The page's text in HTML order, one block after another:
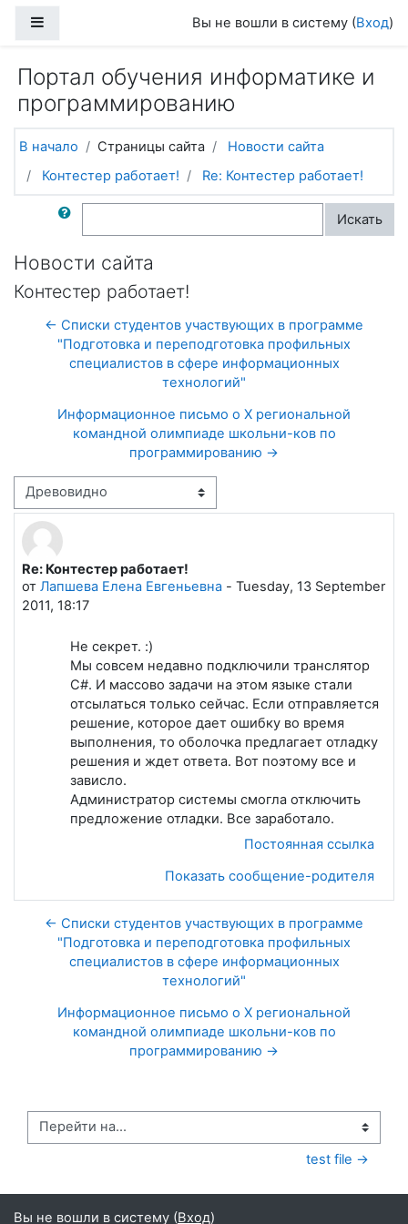
Вы не вошли в систему (Вход)
Портал обучения информатике и
программированию
В начало Страницы сайта
Новости сайта
Контестер работает!
Re: Контестер работает!
Поиск по форумам Искать
Новости сайта
Контестер работает!
← Списки студентов участвующих в программе
"Подготовка и переподготовка профильных
специалистов в сфере информационных
технологий"
Информационное письмо о X региональной
командной олимпиаде школьни-ков по
программированию →
Режим отображения
Re: Контестер работает!
от Лапшева Елена Евгеньевна - Tuesday, 13 September
2011, 18:17
Количество ответов: 0
Не секрет. :)
Мы совсем недавно подключили транслятор
C#. И массово задачи на этом языке стали
отсылаться только сейчас. Если отправляется
решение, которое дает ошибку во время
выполнения, то оболочка предлагает отладку
решения и ждет ответа. Вот поэтому все и
зависло.
Администратор системы смогла отключить
предложение отладки. Все заработало.
Постоянная ссылка
Показать сообщение-родителя
← Списки студентов участвующих в программе
"Подготовка и переподготовка профильных
специалистов в сфере информационных
технологий"
Информационное письмо о X региональной
командной олимпиаде школьни-ков по
программированию →
Перейти на...
test file →
Вы не вошли в систему (Вход)